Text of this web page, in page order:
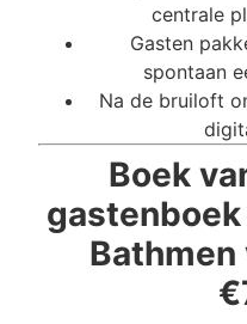
centrale
Gasten
spontaan
Na de bruiloft
Boek